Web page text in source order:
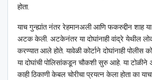
होता.
याच गुन्ह्यांत नंतर रेहमानअली आणि फकरुद्दीन शाह या
अटक केली. अटकेनंतर या दोघांनाही वांद्रे येथील
करण्यात आले होते. यावेळी कोर्टाने दोघांनाही पोलीस
या दोघांची पोलिसांकडून चौकशी सुरु आहे. या
काही ठिकाणी केबल चोरीचा प्रयत्न केला होता का